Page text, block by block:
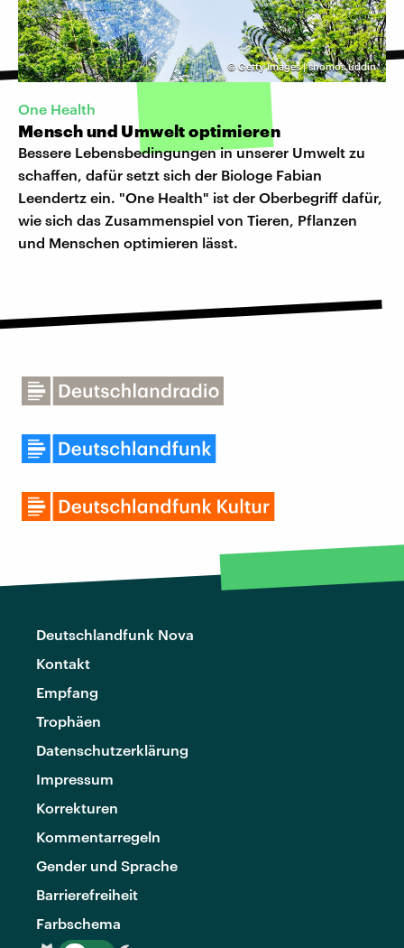
© Getty Images | shomos uddin
One Health
Mensch und Umwelt optimieren
Bessere Lebensbedingungen in unserer Umwelt zu
schaffen, dafür setzt sich der Biologe Fabian
Leendertz ein. "One Health" ist der Oberbegriff dafür,
wie sich das Zusammenspiel von Tieren, Pflanzen
und Menschen optimieren lässt.
Deutschlandfunk Nova
Kontakt
Empfang
Trophäen
Datenschutzerklärung
Impressum
Korrekturen
Kommentarregeln
Gender und Sprache
Barrierefreiheit
Farbschema